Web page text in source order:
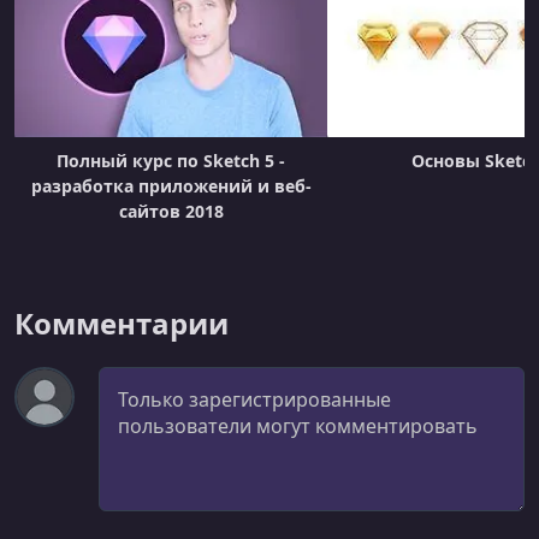
УРОК 21. 00:03:34
Prototyping in Keynote
Полный курс по Sketch 5 -
разработка приложений и веб-
сайтов 2018
Основы
Комментарии
Комментарий